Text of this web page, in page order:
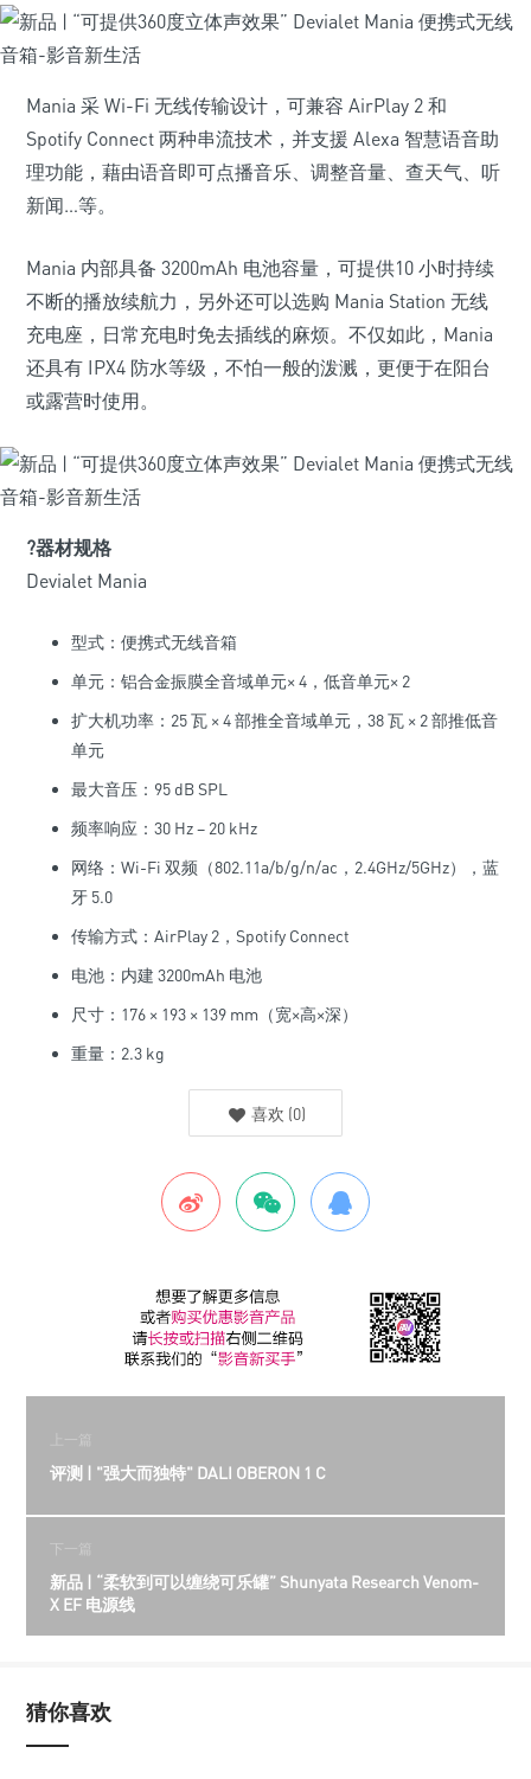
Mania 采 Wi-Fi 无线传输设计，可兼容 AirPlay 2 和
Spotify Connect 两种串流技术，并支援 Alexa 智慧语音助
理功能，藉由语音即可点播音乐、调整音量、查天气、听
新闻…等。
Mania 内部具备 3200mAh 电池容量，可提供10 小时持续
不断的播放续航力，另外还可以选购 Mania Station 无线
充电座，日常充电时免去插线的麻烦。不仅如此，Mania
还具有 IPX4 防水等级，不怕一般的泼溅，更便于在阳台
或露营时使用。
?器材规格
Devialet Mania
型式：便携式无线音箱
单元：铝合金振膜全音域单元× 4，低音单元× 2
扩大机功率：25 瓦 × 4 部推全音域单元，38 瓦 × 2 部推低音
单元
最大音压：95 dB SPL
频率响应：30 Hz – 20 kHz
网络：Wi-Fi 双频（802.11a/b/g/n/ac，2.4GHz/5GHz），蓝
牙 5.0
传输方式：AirPlay 2，Spotify Connect
电池：内建 3200mAh 电池
尺寸：176 × 193 × 139 mm（宽×高×深）
重量：2.3 kg
喜欢 (0)
上一篇
评测 | "强大而独特" DALI OBERON 1 C
下一篇
新品 | “柔软到可以缠绕可乐罐” Shunyata Research Venom-
X EF 电源线
猜你喜欢